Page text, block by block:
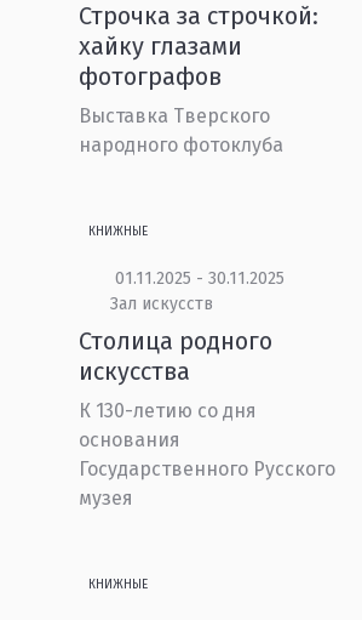
Строчка за строчкой:
хайку глазами
фотографов
Выставка Тверского
народного фотоклуба
КНИЖНЫЕ
01.11.2025 - 30.11.2025
Зал искусств
Столица родного
искусства
К 130-летию со дня
основания
Государственного Русского
музея
КНИЖНЫЕ